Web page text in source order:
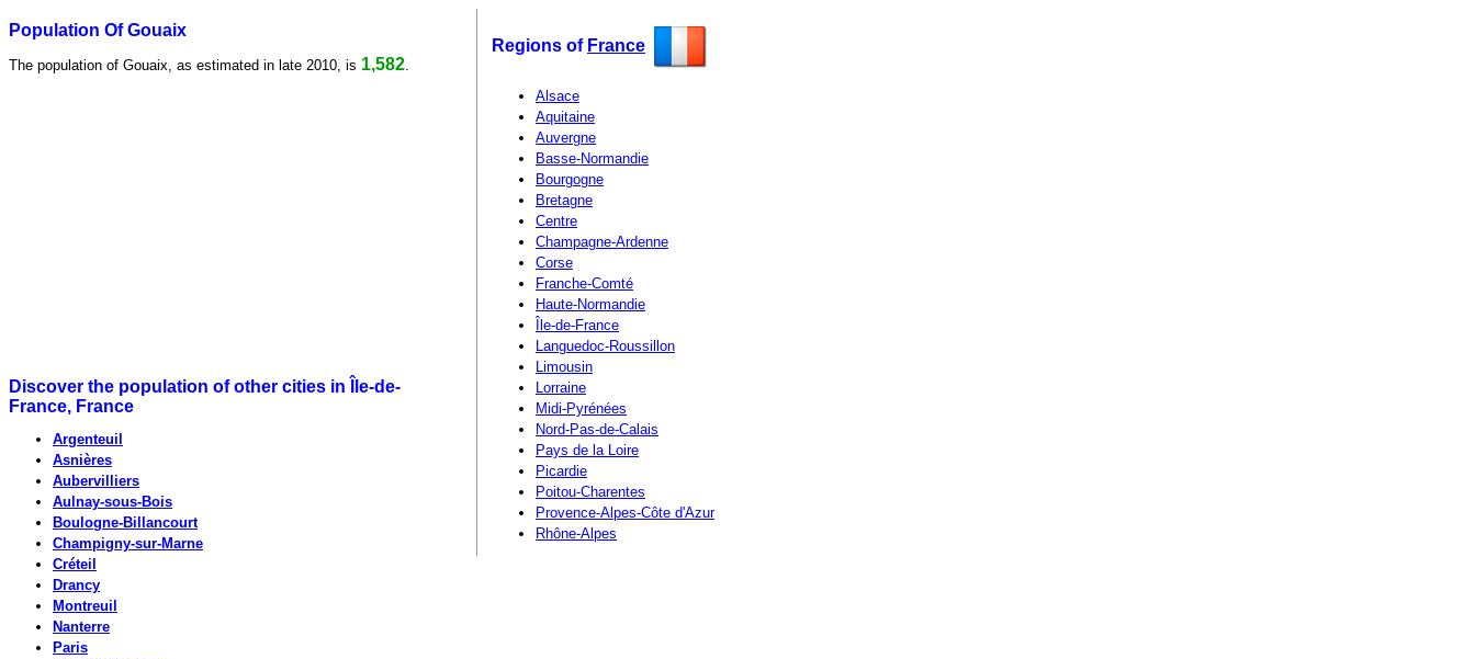
Population Of Gouaix
The population of Gouaix, as estimated in late 2010, is 1,582
Discover the population of other cities in Île-de-
France, France
Argenteuil
Asnières
Aubervilliers
Aulnay-sous-Bois
Boulogne-Billancourt
Champigny-sur-Marne
Créteil
Drancy
Montreuil
Nanterre
Paris
Regions of France
Alsace
Aquitaine
Auvergne
Basse-Normandie
Bourgogne
Bretagne
Centre
Champagne-Ardenne
Corse
Franche-Comté
Haute-Normandie
Île-de-France
Languedoc-Roussillon
Limousin
Lorraine
Midi-Pyrénées
Nord-Pas-de-Calais
Pays de la Loire
Picardie
Poitou-Charentes
Provence-Alpes-Côte d'Azur
Rhône-Alpes